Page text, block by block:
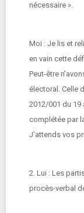
nécessaire ».
Moi : Je lis et
en vain cette
Peut-être
électoral. Celle
2012/001 du
complétée par
J’attends vos
2. Lui : Les
procès-verbal